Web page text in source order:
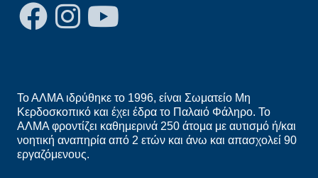
Το ΑΛΜΑ ιδρύθηκε το 1996, είναι Σωματείο Μη
Κερδοσκοπικό και έχει έδρα το Παλαιό Φάληρο. Το
ΑΛΜΑ φροντίζει καθημερινά 250 άτομα με αυτισμό ή/και
νοητική αναπηρία από 2 ετών και άνω και απασχολεί 90
εργαζόμενους.